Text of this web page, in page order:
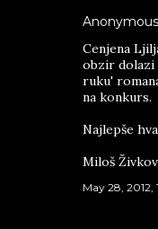
Cenjena
obzir dolazi
ruku'
na konkurs.
Najlepše
Miloš
May 28, 2012,